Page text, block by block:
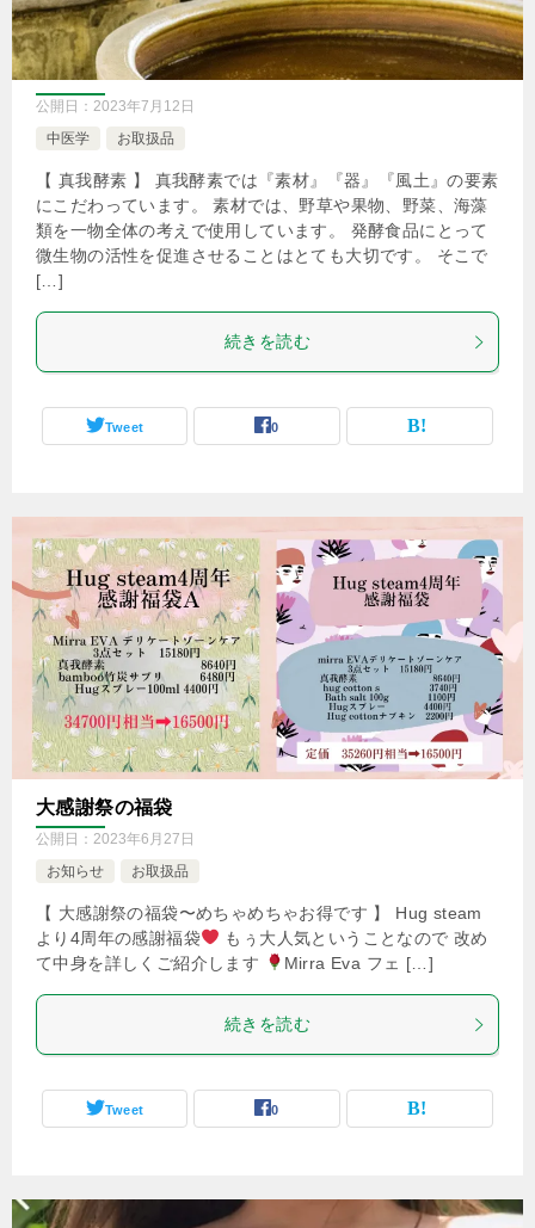
公開日： 2023年7月12日
中医学
お取扱品
【 真我酵素 】 真我酵素では『素材』『器』『風土』の要素
にこだわっています。 素材では、野草や果物、野菜、海藻
類を一物全体の考えで使用しています。 発酵食品にとって
微生物の活性を促進させることはとても大切です。 そこで
[…]
続きを読む
Tweet 0
大感謝祭の福袋
公開日： 2023年6月27日
お知らせ
お取扱品
【 大感謝祭の福袋〜めちゃめちゃお得です 】 Hug steam
より4周年の感謝福袋
もぅ大人気ということなので 改め
て中身を詳しくご紹介します
Mirra Eva フェ […]
続きを読む
Tweet 0